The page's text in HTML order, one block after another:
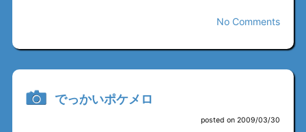
No Comments
でっかいポケメロ
posted on 2009/03/30